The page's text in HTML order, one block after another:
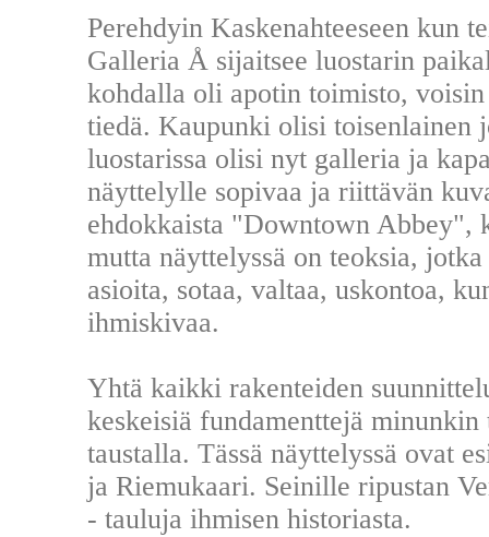
Perehdyin Kaskenahteeseen kun
Galleria Å sijaitsee luostarin
kohdalla oli apotin toimisto,
tiedä. Kaupunki olisi toisenlainen
luostarissa olisi nyt galleria ja
näyttelylle sopivaa ja riittävän
ehdokkaista "Downtown Abbey",
mutta näyttelyssä on teoksia,
asioita, sotaa, valtaa, uskontoa,
ihmiskivaa.
Yhtä kaikki rakenteiden
keskeisiä fundamenttejä
taustalla. Tässä näyttelyssä ovat
ja Riemukaari. Seinille ripustan
- tauluja ihmisen historiasta.